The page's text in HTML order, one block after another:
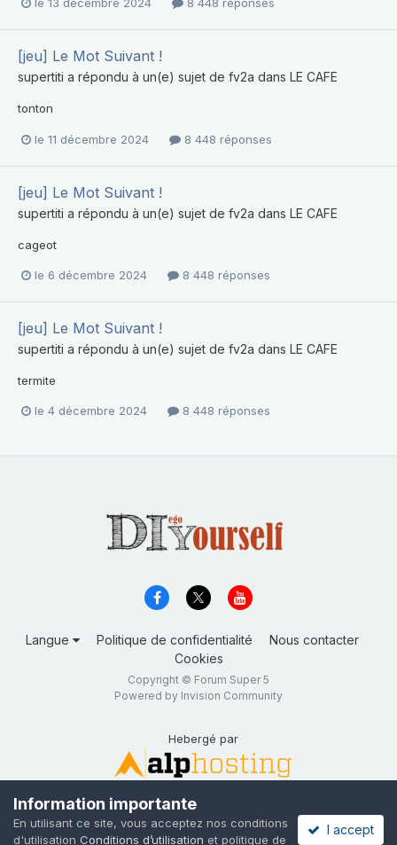
le 13 décembre 2024 8 448 réponses
[jeu] Le Mot Suivant !
supertiti a répondu à un(e) sujet de fv2a dans LE CAFE
tonton
le 11 décembre 2024 8 448 réponses
[jeu] Le Mot Suivant !
supertiti a répondu à un(e) sujet de fv2a dans LE CAFE
cageot
le 6 décembre 2024 8 448 réponses
[jeu] Le Mot Suivant !
supertiti a répondu à un(e) sujet de fv2a dans LE CAFE
termite
le 4 décembre 2024 8 448 réponses
Langue Politique de confidentialité
Nous contacter
Cookies
Copyright © Forum Super 5
Powered by Invision Community
Hebergé par
Information importante
En utilisant ce site, vous acceptez nos conditions
d'utilisation Conditions d’utilisation et politique de
I accept